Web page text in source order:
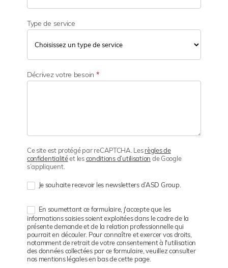
Type de service
Décrivez votre besoin *
Ce site est protégé par reCAPTCHA. Lesrègles de
confidentialitéet lesconditions d’utilisation de Google
s’appliquent.
Je souhaite recevoir les newsletters d’ASD Group.
En soumettant ce formulaire, j'accepte que les
informations saisies soient exploitées dans le cadre de la
présente demande et de la relation professionnelle qui
pourrait en découler. Pour connaître et exercer vos droits,
notamment de retrait de votre consentement à l'utilisation
des données collectées par ce formulaire, veuillez consulter
nos mentions légales en bas de cette page.